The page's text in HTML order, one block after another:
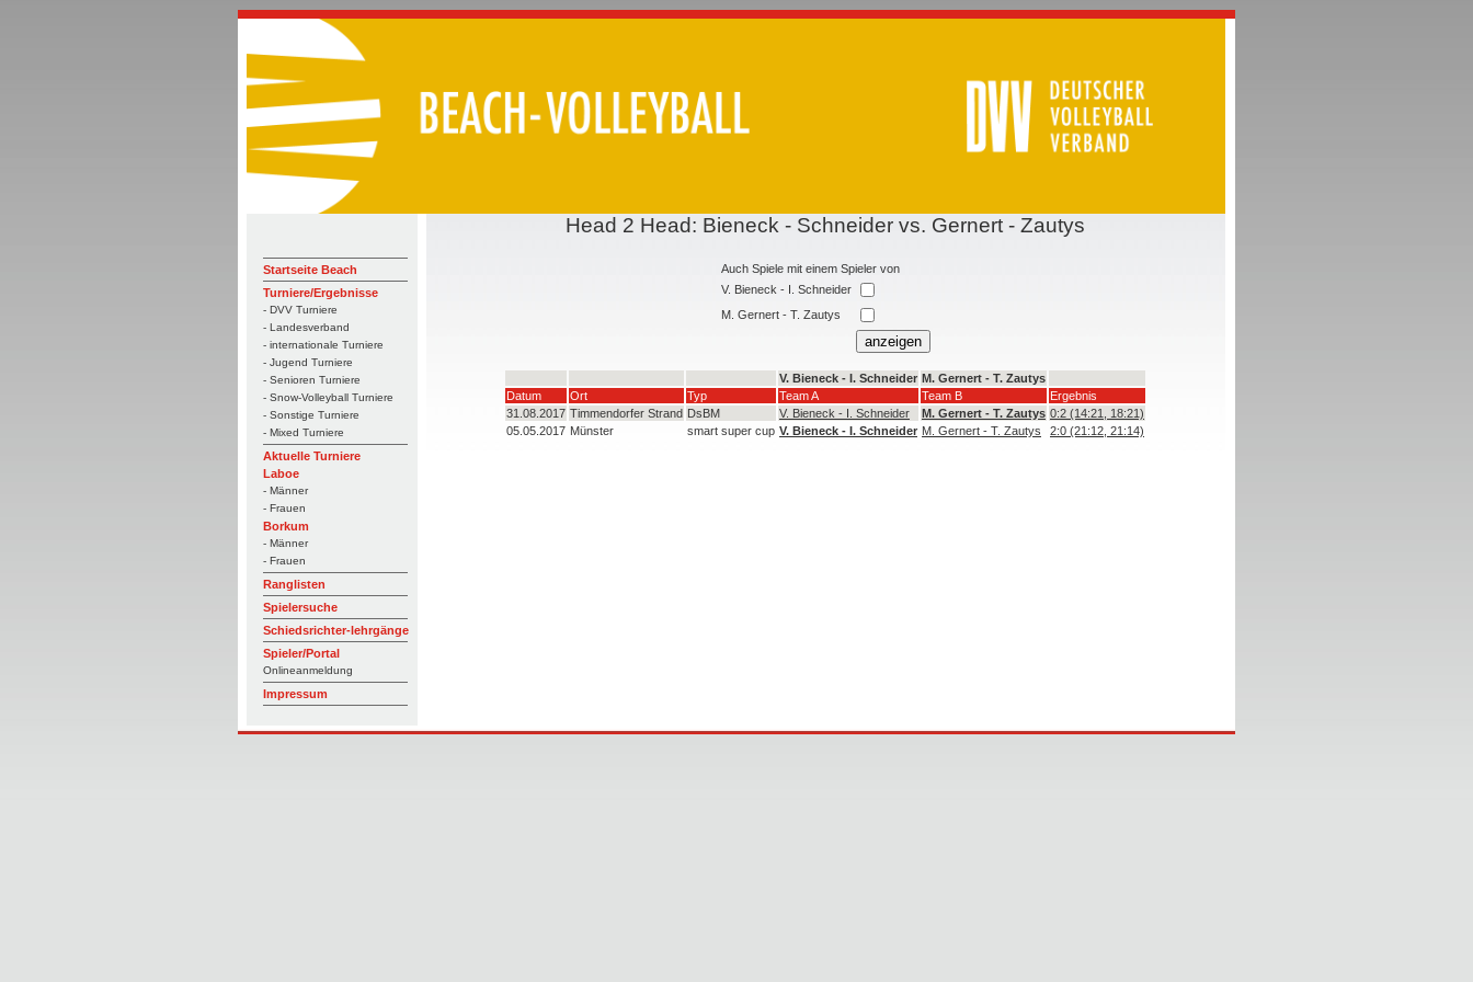
Startseite Beach
Turniere/Ergebnisse
- DVV Turniere
- Landesverband
- internationale Turniere
- Jugend Turniere
- Senioren Turniere
- Snow-Volleyball Turniere
- Sonstige Turniere
- Mixed Turniere
Aktuelle Turniere
Laboe
- Männer
- Frauen
Borkum
- Männer
- Frauen
Ranglisten
Spielersuche
Schiedsrichter-lehrgänge
Spieler/Portal
Onlineanmeldung
Impressum
Head 2 Head: Bieneck - Schneider vs. Gernert - Zautys
Auch Spiele mit einem Spieler von
V. Bieneck - I. Schneider
M. Gernert - T. Zautys
V. Bieneck - I. Schneider M. Gernert - T. Zautys
Datum
Ort Typ Team A Team B
Ergebnis
31.08.2017 Timmendorfer Strand DsBM V. Bieneck - I. Schneider M. Gernert - T. Zautys 0:2 (14:21, 18:21)
05.05.2017 Münster smart super cup V. Bieneck - I. Schneider M. Gernert - T. Zautys 2:0 (21:12, 21:14)